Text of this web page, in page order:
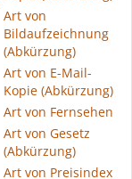
Art von
Bildaufzeichnung
(Abkürzung)
Art von E-Mail-
Kopie (Abkürzung)
Art von Fernsehen
Art von Gesetz
(Abkürzung)
Art von Preisindex